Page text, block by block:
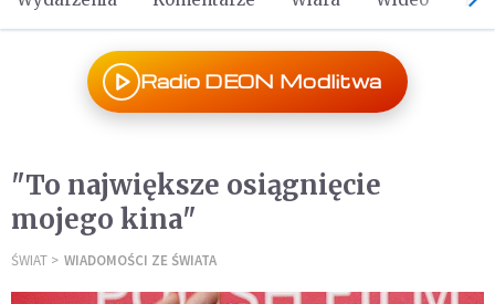
Radio DEON Modlitwa
"To największe osiągnięcie
mojego kina"
ŚWIAT WIADOMOŚCI ZE ŚWIATA